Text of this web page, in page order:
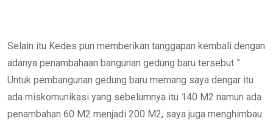
Selain itu Kedes pun memberikan tanggapan kembali dengan
adanya penambahaan bangunan gedung baru tersebut ”
Untuk pembangunan gedung baru memang saya dengar itu
ada miskomunikasi yang sebelumnya itu 140 M2 namun ada
penambahan 60 M2 menjadi 200 M2, saya juga menghimbau